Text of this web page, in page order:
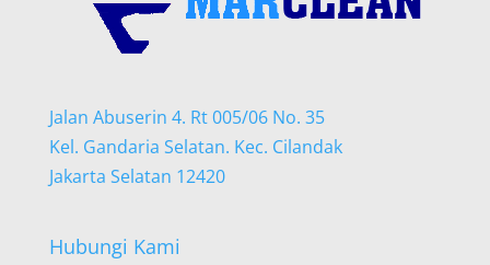
Jalan Abuserin 4. Rt 005/06 No. 35
Kel. Gandaria Selatan. Kec. Cilandak
Jakarta Selatan 12420
Hubungi Kami